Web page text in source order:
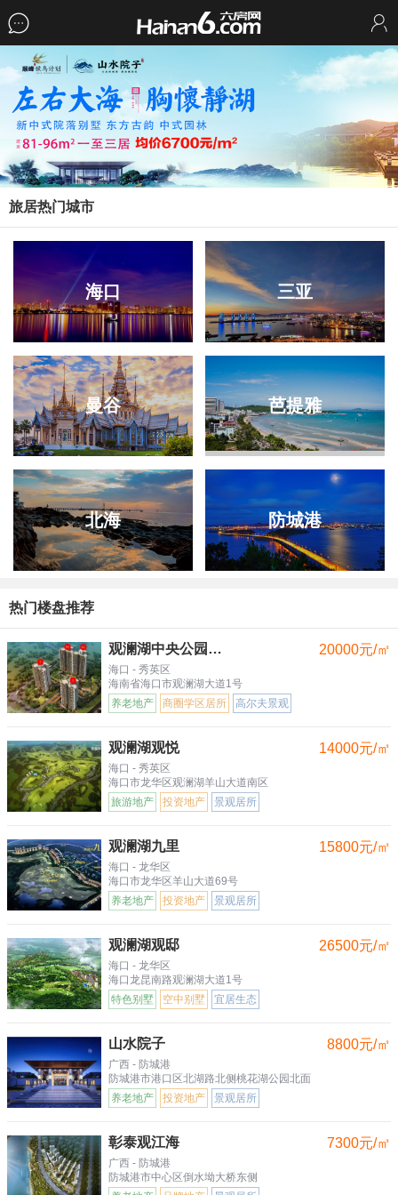
旅居热门城市
海口 三亚
曼谷 芭提雅
北海 防城港
热门楼盘推荐
观澜湖中央公园三区
海口 - 秀英区
20000元/㎡
海南省海口市观澜湖大道1号
养老地产
商圈学区居所 高尔夫景观
观澜湖观悦
海口 - 秀英区
14000元/㎡
海口市龙华区观澜湖羊山大道南区
旅游地产
投资地产 景观居所
观澜湖九里
海口 - 龙华区
15800元/㎡
海口市龙华区羊山大道69号
养老地产
投资地产 景观居所
观澜湖观邸
海口 - 龙华区
26500元/㎡
海口龙昆南路观澜湖大道1号
特色别墅
空中别墅 宜居生态
山水院子
广西 - 防城港
8800元/㎡
防城港市港口区北湖路北侧桃花湖公园北面
养老地产
投资地产 景观居所
彰泰观江海
广西 - 防城港
7300元/㎡
防城港市中心区倒水坳大桥东侧